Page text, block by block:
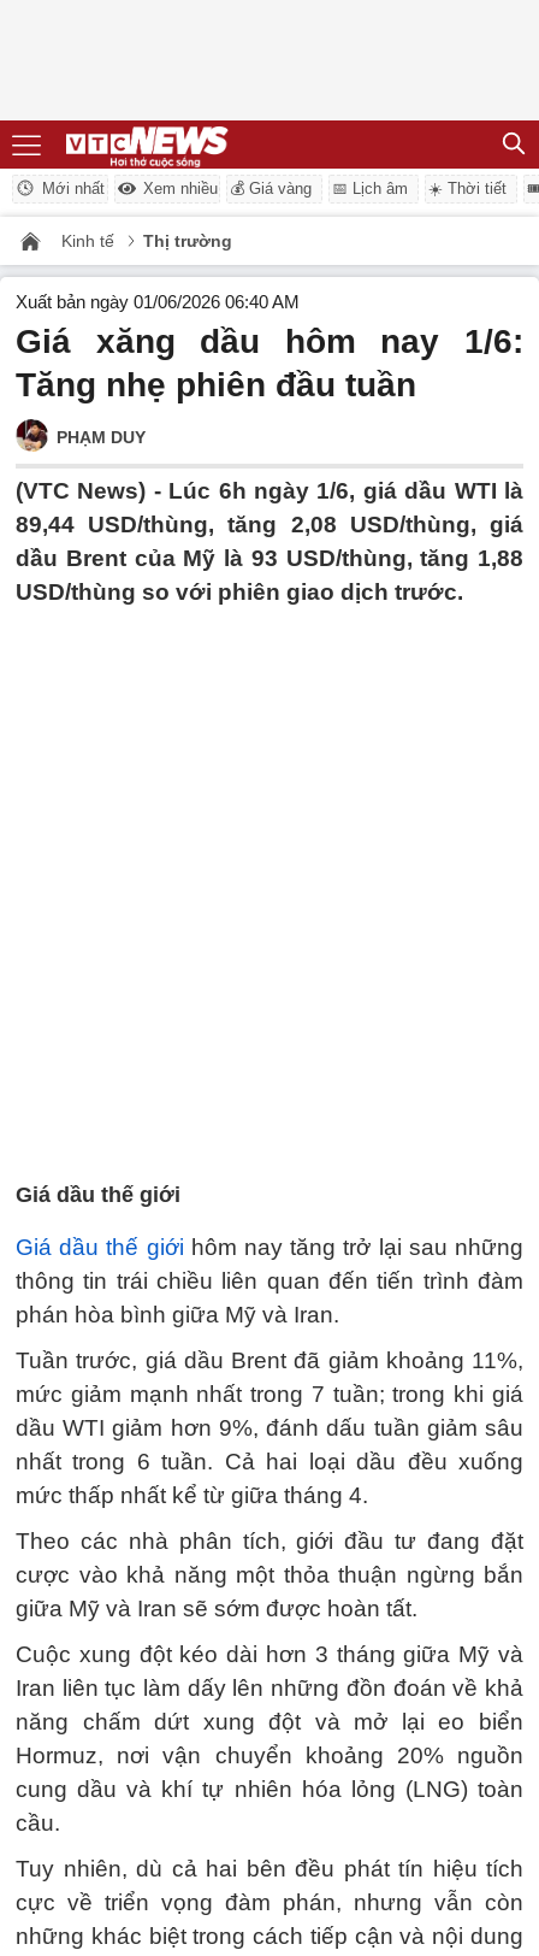
Mới nhất Xem nhiều 💰 Giá vàng 📅 Lịch âm ☀️ Thời tiết
Kinh tế Thị trường
Xuất bản ngày 01/06/2026 06:40 AM
Giá xăng dầu hôm nay 1/6:
Tăng nhẹ phiên đầu tuần
PHẠM DUY
(VTC News) - Lúc 6h ngày 1/6, giá dầu WTI là
89,44 USD/thùng, tăng 2,08 USD/thùng, giá
dầu Brent của Mỹ là 93 USD/thùng, tăng 1,88
USD/thùng so với phiên giao dịch trước.
Giá dầu thế giới
Giá dầu thế giới hôm nay tăng trở lại sau những
thông tin trái chiều liên quan đến tiến trình đàm
phán hòa bình giữa Mỹ và Iran.
Tuần trước, giá dầu Brent đã giảm khoảng 11%,
mức giảm mạnh nhất trong 7 tuần; trong khi giá
dầu WTI giảm hơn 9%, đánh dấu tuần giảm sâu
nhất trong 6 tuần. Cả hai loại dầu đều xuống
mức thấp nhất kể từ giữa tháng 4.
Theo các nhà phân tích, giới đầu tư đang đặt
cược vào khả năng một thỏa thuận ngừng bắn
giữa Mỹ và Iran sẽ sớm được hoàn tất.
Cuộc xung đột kéo dài hơn 3 tháng giữa Mỹ và
Iran liên tục làm dấy lên những đồn đoán về khả
năng chấm dứt xung đột và mở lại eo biển
Hormuz, nơi vận chuyển khoảng 20% nguồn
cung dầu và khí tự nhiên hóa lỏng (LNG) toàn
cầu.
Tuy nhiên, dù cả hai bên đều phát tín hiệu tích
cực về triển vọng đàm phán, nhưng vẫn còn
những khác biệt trong cách tiếp cận và nội dung